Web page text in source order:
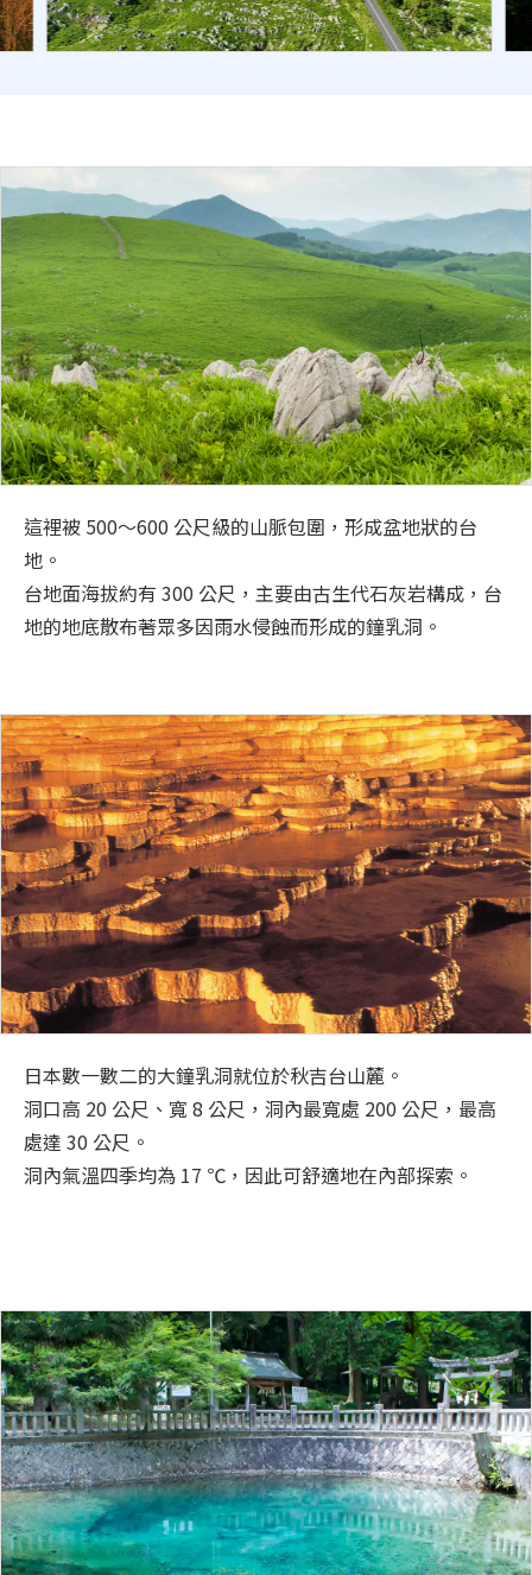
這裡被 500～600 公尺級的山脈包圍，形成盆地狀的台
地。
台地面海拔約有 300 公尺，主要由古生代石灰岩構成，台
地的地底散布著眾多因雨水侵蝕而形成的鐘乳洞。
日本數一數二的大鐘乳洞就位於秋吉台山麓。
洞口高 20 公尺、寬 8 公尺，洞內最寬處 200 公尺，最高
處達 30 公尺。
洞內氣溫四季均為 17 ℃，因此可舒適地在內部探索。